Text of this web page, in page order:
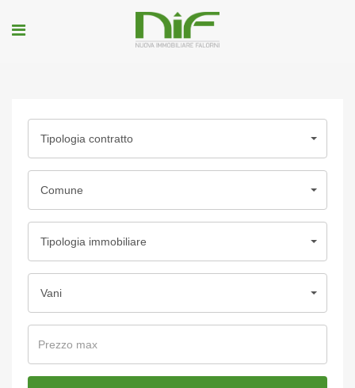
Tipologia contratto
Comune
Tipologia immobiliare
Vani